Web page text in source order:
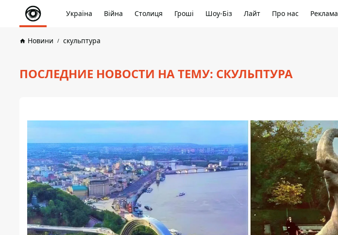
Україна Війна Столиця Гроші Шоу-Біз Лайт Про нас Реклама
Новини скульптура
ПОСЛЕДНИЕ НОВОСТИ НА ТЕМУ: СКУЛЬПТУРА